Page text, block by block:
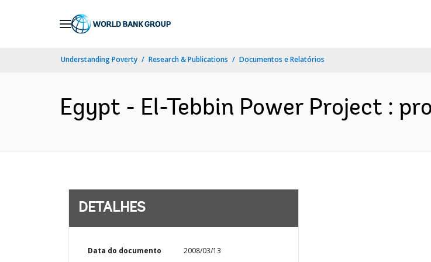
Understanding Poverty Research & Publications Documentos e Relatórios
Egypt - El-Tebbin Power Project :
DETALHES
Data do documento 2008/03/13